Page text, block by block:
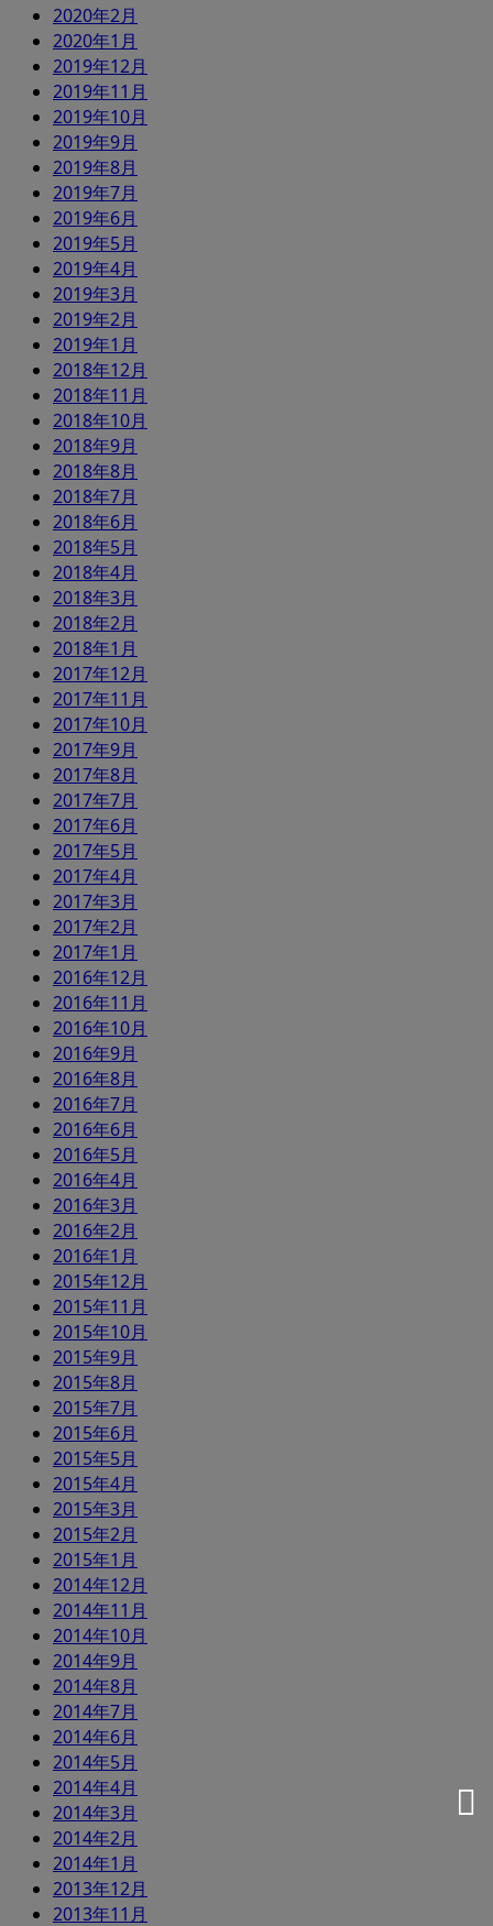
2020年2月
2020年1月
2019年12月
2019年11月
2019年10月
2019年9月
2019年8月
2019年7月
2019年6月
2019年5月
2019年4月
2019年3月
2019年2月
2019年1月
2018年12月
2018年11月
2018年10月
2018年9月
2018年8月
2018年7月
2018年6月
2018年5月
2018年4月
2018年3月
2018年2月
2018年1月
2017年12月
2017年11月
2017年10月
2017年9月
2017年8月
2017年7月
2017年6月
2017年5月
2017年4月
2017年3月
2017年2月
2017年1月
2016年12月
2016年11月
2016年10月
2016年9月
2016年8月
2016年7月
2016年6月
2016年5月
2016年4月
2016年3月
2016年2月
2016年1月
2015年12月
2015年11月
2015年10月
2015年9月
2015年8月
2015年7月
2015年6月
2015年5月
2015年4月
2015年3月
2015年2月
2015年1月
2014年12月
2014年11月
2014年10月
2014年9月
2014年8月
2014年7月
2014年6月
2014年5月
2014年4月
2014年3月
2014年2月
2014年1月
2013年12月
2013年11月